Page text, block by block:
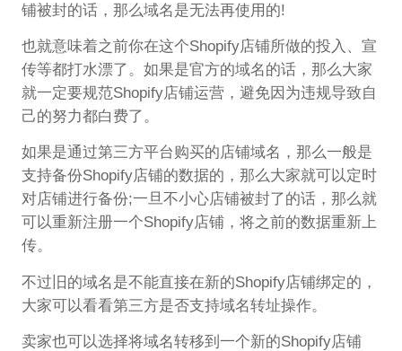
铺被封的话，那么域名是无法再使用的!
也就意味着之前你在这个Shopify店铺所做的投入、宣
传等都打水漂了。如果是官方的域名的话，那么大家
就一定要规范Shopify店铺运营，避免因为违规导致自
己的努力都白费了。
如果是通过第三方平台购买的店铺域名，那么一般是
支持备份Shopify店铺的数据的，那么大家就可以定时
对店铺进行备份;一旦不小心店铺被封了的话，那么就
可以重新注册一个Shopify店铺，将之前的数据重新上
传。
不过旧的域名是不能直接在新的Shopify店铺绑定的，
大家可以看看第三方是否支持域名转址操作。
卖家也可以选择将域名转移到一个新的Shopify店铺